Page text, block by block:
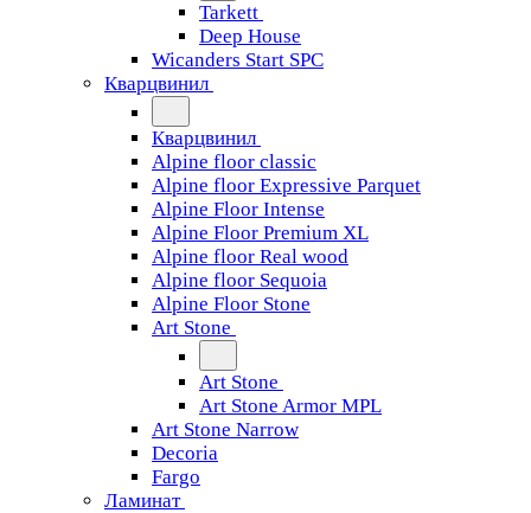
Tarkett
Deep House
Wicanders Start SPC
Кварцвинил
Кварцвинил
Alpine floor classic
Alpine floor Expressive Parquet
Alpine Floor Intense
Alpine Floor Premium XL
Alpine floor Real wood
Alpine floor Sequoia
Alpine Floor Stone
Art Stone
Art Stone
Art Stone Armor MPL
Art Stone Narrow
Decoria
Fargo
Ламинат